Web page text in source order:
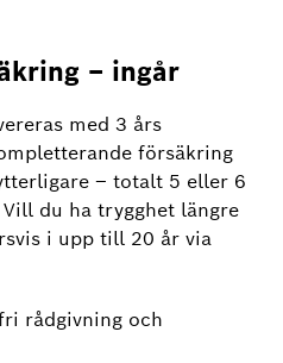
– ingår
med 3 års
försäkring
– totalt 5 eller 6
du ha trygghet längre
i upp till 20 år via
rådgivning och